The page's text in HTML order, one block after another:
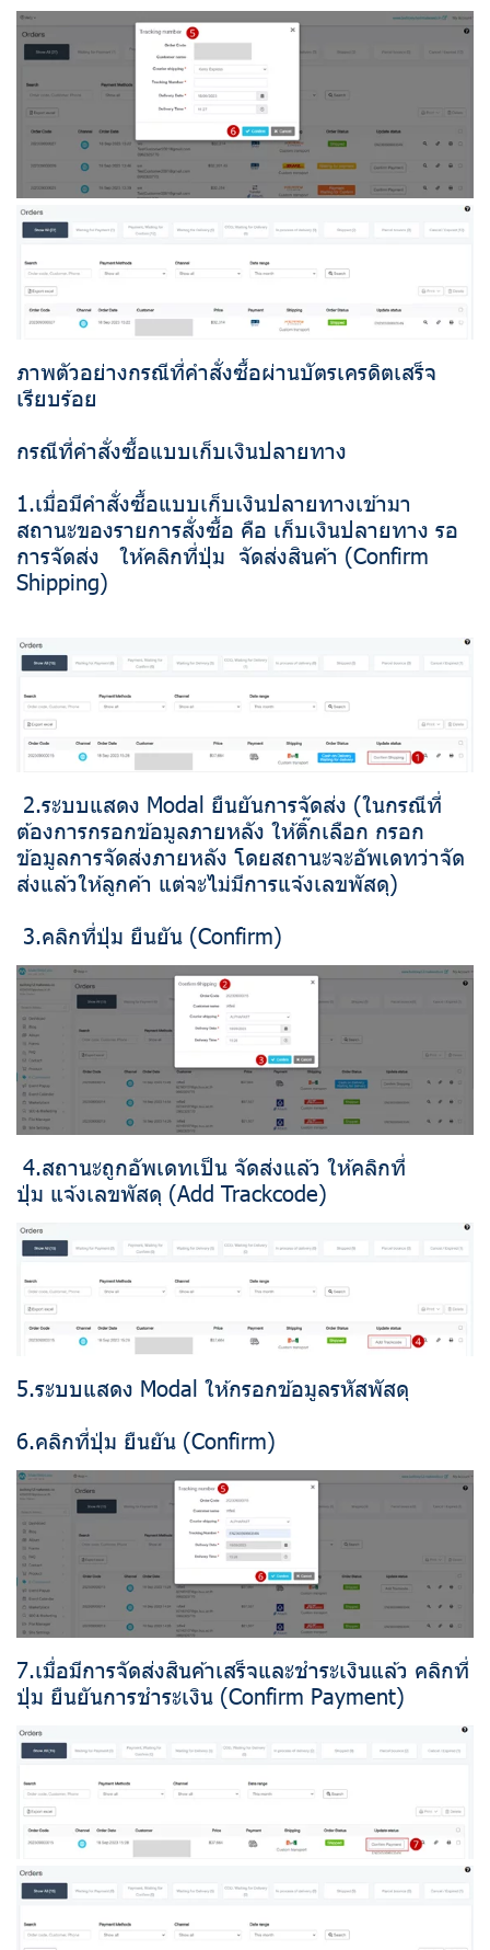
ภาพตัวอย่างกรณีที่คำสั่งซื้อผ่านบัตรเครดิตเสร็จ
เรียบร้อย
กรณีที่คำสั่งซื้อแบบเก็บเงินปลายทาง
1.เมื่อมีคำสั่งซื้อแบบเก็บเงินปลายทางเข้ามา
สถานะของรายการสั่งซื้อ คือ เก็บเงินปลายทาง รอ
การจัดส่ง ให้คลิกที่ปุ่ม จัดส่งสินค้า (Confirm
Shipping)
2.ระบบแสดง Modal ยืนยันการจัดส่ง (ในกรณีที่
ต้องการกรอกข้อมูลภายหลัง ให้ติ๊กเลือก กรอก
ข้อมูลการจัดส่งภายหลัง โดยสถานะจะอัพเดทว่าจัด
ส่งแล้วให้ลูกค้า แต่จะไม่มีการแจ้งเลขพัสดุ)
3.คลิกที่ปุ่ม ยืนยัน (Confirm)
4.สถานะถูกอัพเดทเป็น จัดส่งแล้ว ให้คลิกที่
ปุ่ม แจ้งเลขพัสดุ (Add Trackcode)
5.ระบบแสดง Modal ให้กรอกข้อมูลรหัสพัสดุ
6.คลิกที่ปุ่ม ยืนยัน (Confirm)
7.เมื่อมีการจัดส่งสินค้าเสร็จและชำระเงินแล้ว คลิกที่
ปุ่ม ยืนยันการชำระเงิน (Confirm Payment)